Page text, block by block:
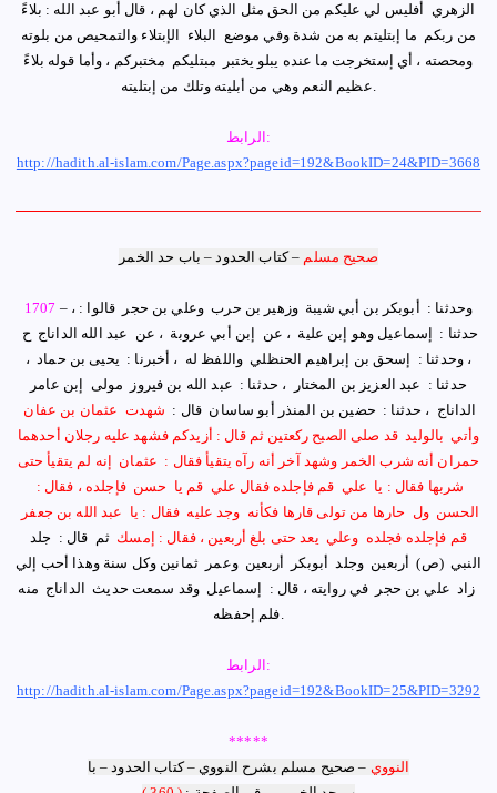
‏الزهري ‏ ‏أفليس لي عليكم من الحق مثل الذي كان لهم ‏، ‏قال أبو عبد الله ‏: ‏بلاءً
من ربكم ‏ ‏ما إبتليتم به من شدة وفي موضع ‏ ‏البلاء ‏ ‏الإبتلاء والتمحيص من بلوته
ومحصته ، أي إستخرجت ما عنده يبلو يختبر ‏ ‏مبتليكم ‏ ‏مختبركم ، وأما قوله بلاءً
عظيم النعم وهي من أبليته وتلك من إبتليته.
الرابط:
http://hadith.al-islam.com/Page.aspx?pageid=192&BookID=24&PID=3668
صحيح مسلم –كتاب الحدود – باب حد الخمر
1707 – وحدثنا : ‏ ‏أبوبكر بن أبي شيبة ‏ ‏وزهير بن حرب ‏ ‏وعلي بن حجر ‏ ‏قالوا : ،
حدثنا : ‏ ‏إسماعيل وهو إبن علية ‏ ‏، عن ‏ ‏إبن أبي عروبة ‏ ‏، عن ‏ ‏عبد الله الداناج ‏ ‏ح ‏
‏، وحدثنا : ‏ ‏إسحق بن إبراهيم الحنظلي ‏ ‏واللفظ له ‏ ، أخبرنا : ‏ ‏يحيى بن حماد ‏ ،
حدثنا : ‏ ‏عبد العزيز بن المختار ‏ ، حدثنا : ‏ ‏عبد الله بن فيروز ‏ ‏مولى ‏ ‏إبن عامر
الداناج ‏ ، حدثنا : ‏ ‏حضين بن المنذر أبو ساسان ‏ ‏قال : ‏ ‏شهدت ‏ ‏عثمان بن عفان ‏
‏وأتي ‏ ‏بالوليد ‏ ‏قد صلى الصبح ركعتين ثم قال : أزيدكم فشهد عليه رجلان أحدهما
حمران أنه شرب الخمر وشهد آخر أنه رآه يتقيأ فقال : ‏ ‏عثمان ‏ ‏إنه لم يتقيأ حتى
شربها فقال : يا ‏ ‏علي ‏ ‏قم فإجلده فقال علي ‏ ‏قم يا ‏ ‏حسن ‏ ‏فإجلده ، فقال : ‏
‏الحسن ‏ ‏ول ‏ ‏حارها من تولى قارها فكأنه ‏ ‏وجد عليه ‏ ‏فقال : يا ‏ ‏عبد الله بن جعفر ‏
‏قم فإجلده فجلده ‏ ‏وعلي ‏ ‏يعد حتى بلغ أربعين ، فقال : إمسك ‏ ‏ثم ‏ ‏قال : ‏ ‏جلد
النبي ‏ ‏(ص)‏ ‏أربعين ‏ ‏وجلد ‏ ‏أبوبكر ‏ ‏أربعين ‏ ‏وعمر ‏ ‏ثمانين وكل سنة وهذا أحب إلي
‏ ‏زاد ‏ ‏علي بن حجر ‏ ‏في روايته ‏، ‏قال : ‏ ‏إسماعيل ‏ ‏وقد سمعت حديث ‏ ‏الداناج ‏ ‏منه
فلم إحفظه
الرابط:
http://hadith.al-islam.com/Page.aspx?pageid=192&BookID=25&PID=3292
*****
النووي – صحيح مسلم بشرح النووي – كتاب الحدود – با